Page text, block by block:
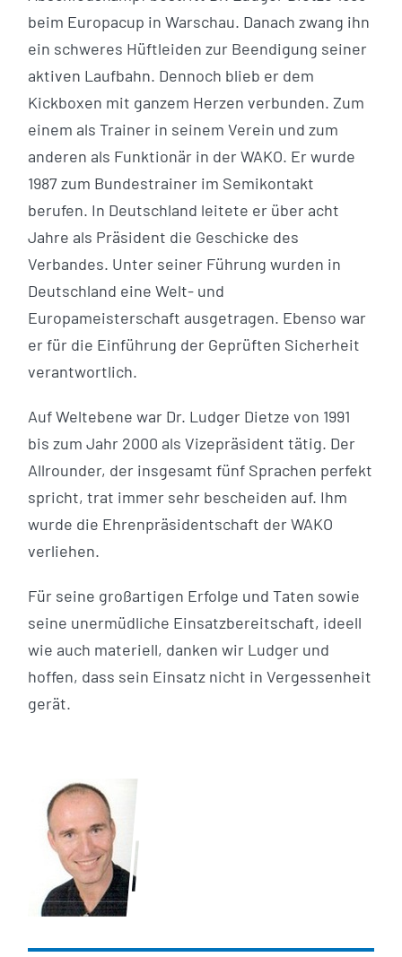
beim Europacup in Warschau. Danach zwang ihn
ein schweres Hüftleiden zur Beendigung seiner
aktiven Laufbahn. Dennoch blieb er dem
Kickboxen mit ganzem Herzen verbunden. Zum
einem als Trainer in seinem Verein und zum
anderen als Funktionär in der WAKO. Er wurde
1987 zum Bundestrainer im Semikontakt
berufen. In Deutschland leitete er über acht
Jahre als Präsident die Geschicke des
Verbandes. Unter seiner Führung wurden in
Deutschland eine Welt- und
Europameisterschaft ausgetragen. Ebenso war
er für die Einführung der Geprüften Sicherheit
verantwortlich.
Auf Weltebene war Dr. Ludger Dietze von 1991
bis zum Jahr 2000 als Vizepräsident tätig. Der
Allrounder, der insgesamt fünf Sprachen perfekt
spricht, trat immer sehr bescheiden auf. Ihm
wurde die Ehrenpräsidentschaft der WAKO
verliehen.
Für seine großartigen Erfolge und Taten sowie
seine unermüdliche Einsatzbereitschaft, ideell
wie auch materiell, danken wir Ludger und
hoffen, dass sein Einsatz nicht in Vergessenheit
gerät.